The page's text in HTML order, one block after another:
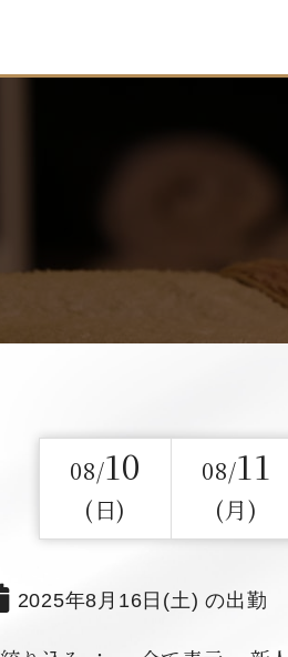
08/10
(日)
08/11
(月)
2025年8月16日(土) の出勤